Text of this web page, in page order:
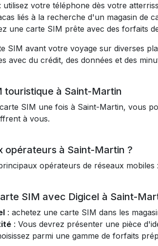
: utilisez votre téléphone dès votre
liés à la recherche d'un magasin de
une carte SIM prête avec des forfaits
SIM avant votre voyage sur diverses
avec du crédit, des données et des
à Saint-Martin
SIM une fois à Saint-Martin, vous
à vous.
opérateurs à Saint-Martin ?
opérateurs de réseaux mobiles
SIM avec Digicel à Saint-
: achetez une carte SIM dans les
: Vous devrez présenter une pièce
parmi une gamme de forfaits